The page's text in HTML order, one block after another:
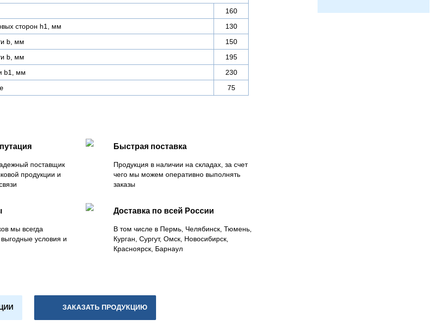
160
сторон h1, мм
130
b, мм
150
b, мм
195
b1, мм
230
75
поставщик
продукции и
Быстрая поставка
Продукция в наличии на складах, за счет
чего мы можем оперативно выполнять
заказы
мы всегда
условия и
Доставка по всей России
В том числе в Пермь, Челябинск, Тюмень,
Курган, Сургут, Омск, Новосибирск,
Красноярск, Барнаул
ЗАКАЗАТЬ ПРОДУКЦИЮ